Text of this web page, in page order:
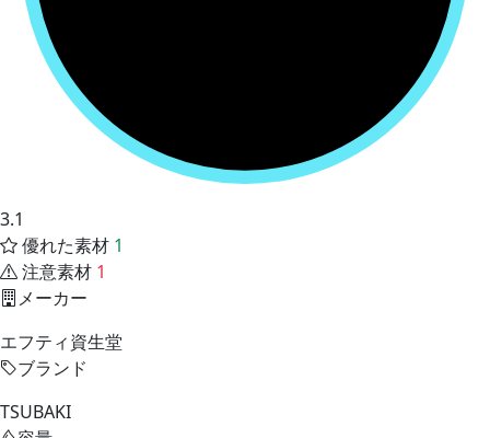
3.1
優れた素材 1
注意素材 1
メーカー
エフティ資生堂
ブランド
TSUBAKI